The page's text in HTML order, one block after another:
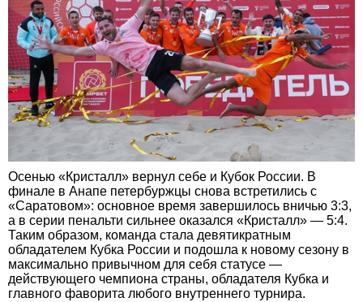
Осенью «Кристалл» вернул себе и Кубок России. В
финале в Анапе петербуржцы снова встретились с
«Саратовом»: основное время завершилось вничью 3:3,
а в серии пенальти сильнее оказался «Кристалл» — 5:4.
Таким образом, команда стала девятикратным
обладателем Кубка России и подошла к новому сезону в
максимально привычном для себя статусе —
действующего чемпиона страны, обладателя Кубка и
главного фаворита любого внутреннего турнира.